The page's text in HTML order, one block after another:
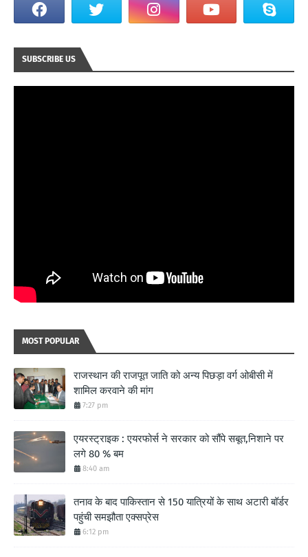
SUBSCRIBE US
MOST POPULAR
राजस्थान की राजपूत जाति को अन्य पिछड़ा वर्ग ओबीसी में
शामिल करवाने की मांग
7:27 pm
एयरस्ट्राइक : एयरफोर्स ने सरकार को सौंपे सबूत,निशाने पर
लगे 80 % बम
8:40 am
तनाव के बाद पाकिस्तान से 150 यात्रियों के साथ अटारी बॉर्डर
पहुंची समझौता एक्सप्रेस
6:12 pm